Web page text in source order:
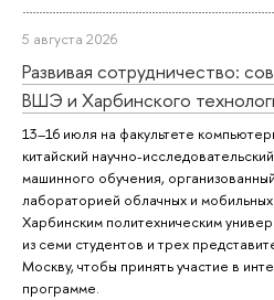
5 августа 2026
Развивая сотрудничество:
ВШЭ и Харбинского
13–16 июля на факультете
китайский научно-
машинного обучения,
лабораторией облачных и
Харбинским политехническим
из семи студентов и трех
Москву, чтобы принять участие в
программе.